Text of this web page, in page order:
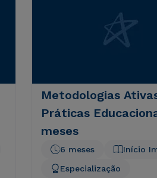
Metodologias
Práticas
meses
Início
6 meses
Especialização